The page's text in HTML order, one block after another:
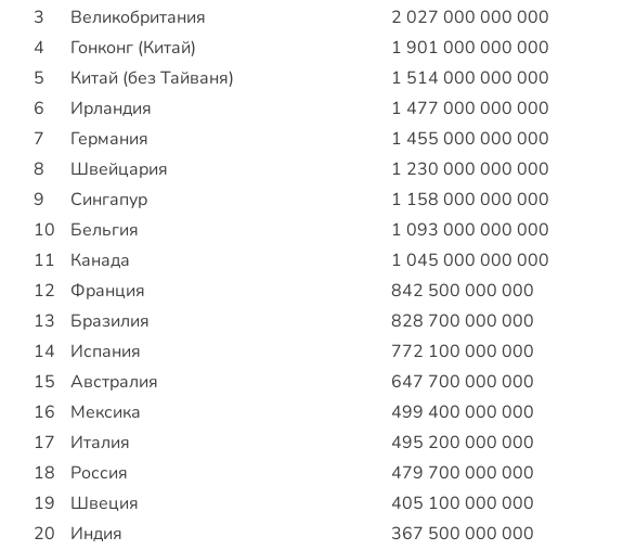
3
Великобритания 2 027 000 000 000
4
Гонконг (Китай) 1 901 000 000 000
5
Китай (без Тайваня) 1 514 000 000 000
6
Ирландия 1 477 000 000 000
7
Германия 1 455 000 000 000
8
Швейцария 1 230 000 000 000
9
Сингапур 1 158 000 000 000
10
Бельгия 1 093 000 000 000
11
Канада 1 045 000 000 000
12
Франция 842 500 000 000
13
Бразилия 828 700 000 000
14
Испания 772 100 000 000
15
Австралия 647 700 000 000
16
Мексика 499 400 000 000
17
Италия 495 200 000 000
18
Россия 479 700 000 000
19
Швеция 405 100 000 000
20
Индия 367 500 000 000